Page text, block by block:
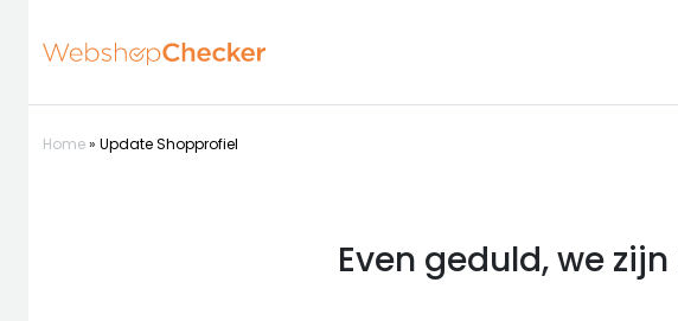
Home» Update Shopprofiel
Even geduld, we zijn